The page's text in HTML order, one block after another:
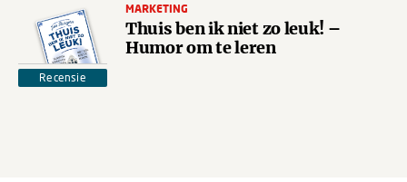
Recensie
MARKETING
Thuis ben ik niet zo leuk! –
Humor om te leren